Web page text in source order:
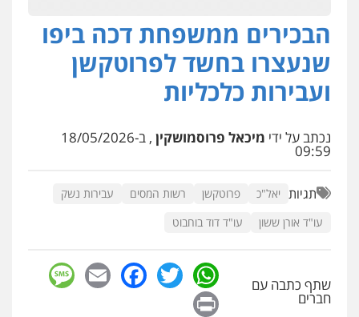
לוי מלאך דדון – משרד עו"ד
פשיעה חמורה מעצרים וחקירות
0544231863
פלילי עורכי דין לענייני אסירים
עו"ד ד"ר איתן פינקלשטיין
כלכלי הלבנת הון
עו"ד רועי אטיאס
הבכירים ממשפחת דכה ביפו
שנעצרו בחשד לפרוטקשן
ועבירות כלכליות
נכתב על ידי מיכאל פרוסמושקין , ב-18/05/2026
09:59
תגיות יאל"כ פרוטקשן רשות המסים
עבירות נשק
עו"ד אורן ששון
עו"ד דוד בוחבוט
שתף כתבה עם
חברים
WhatsApp
Twitter
Facebook
Email